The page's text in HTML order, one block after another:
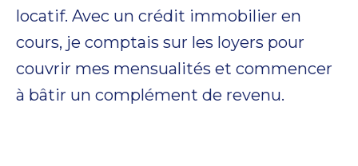
locatif. Avec un crédit immobilier en
cours, je comptais sur les loyers pour
couvrir mes mensualités et commencer
à bâtir un complément de revenu.